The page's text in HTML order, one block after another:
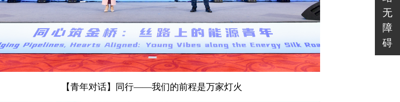
无
障
碍
【青年对话】同行——我们的前程是万家灯火